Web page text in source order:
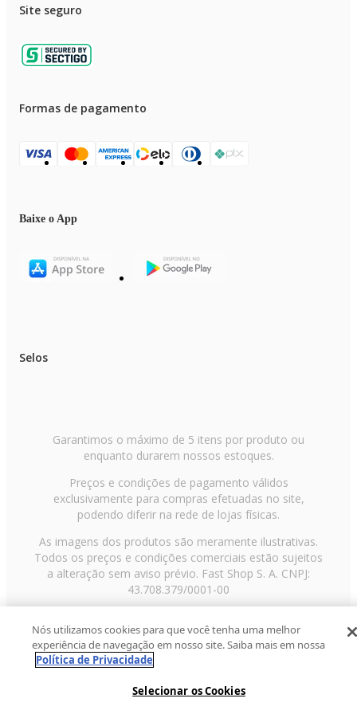
acordo com o lote do fabricante.
Site seguro
Formas de pagamento
Baixe o App
Selos
Garantimos o máximo de 5 itens por produto ou
enquanto durarem nossos estoques.
Preços e condições de pagamento válidos
exclusivamente para compras efetuadas no site,
podendo diferir na rede de lojas físicas.
As imagens dos produtos são meramente ilustrativas.
Todos os preços e condições comerciais estão sujeitos
a alteração sem aviso prévio. Fast Shop S. A. CNPJ:
43.708.379/0001-00
Paulo/SP, CEP 02029-001, Telefone: 11 3003-3728 ©
2013 Fast Shop - Todos os direitos reservadosRF
Nós utilizamos cookies para que você tenha uma melhor
experiência de navegação em nosso site. Saiba mais em nossa
Política de Privacidade
Selecionar os Cookies